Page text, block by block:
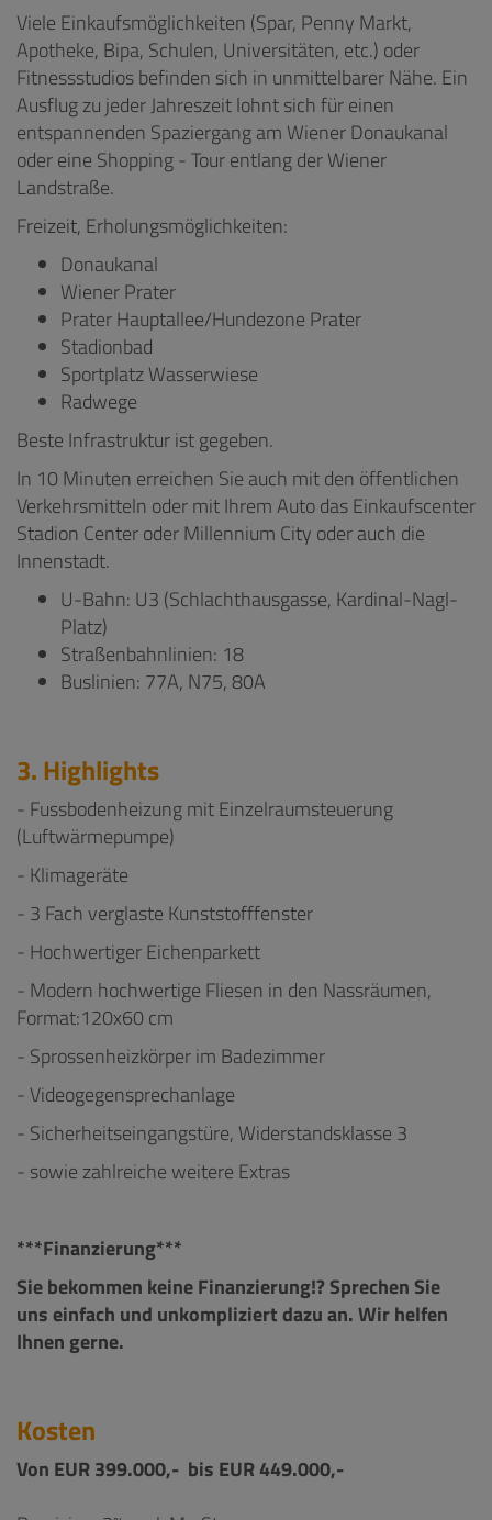
Viele Einkaufsmöglichkeiten (Spar, Penny Markt,
Apotheke, Bipa, Schulen, Universitäten, etc.) oder
Fitnessstudios befinden sich in unmittelbarer Nähe. Ein
Ausflug zu jeder Jahreszeit lohnt sich für einen
entspannenden Spaziergang am Wiener Donaukanal
oder eine Shopping - Tour entlang der Wiener
Landstraße.
Freizeit, Erholungsmöglichkeiten:
Donaukanal
Wiener Prater
Prater Hauptallee/Hundezone Prater
Stadionbad
Sportplatz Wasserwiese
Radwege
Beste Infrastruktur ist gegeben.
In 10 Minuten erreichen Sie auch mit den öffentlichen
Verkehrsmitteln oder mit Ihrem Auto das Einkaufscenter
Stadion Center oder Millennium City oder auch die
Innenstadt.
U-Bahn: U3 (Schlachthausgasse, Kardinal-Nagl-
Platz)
Straßenbahnlinien: 18
Buslinien: 77A, N75, 80A
3. Highlights
- Fussbodenheizung mit Einzelraumsteuerung
(Luftwärmepumpe)
- Klimageräte
- 3 Fach verglaste Kunststofffenster
- Hochwertiger Eichenparkett
- Modern hochwertige Fliesen in den Nassräumen,
Format:120x60 cm
- Sprossenheizkörper im Badezimmer
- Videogegensprechanlage
- Sicherheitseingangstüre, Widerstandsklasse 3
- sowie zahlreiche weitere Extras
***Finanzierung***
Sie bekommen keine Finanzierung!? Sprechen Sie
uns einfach und unkompliziert dazu an. Wir helfen
Ihnen gerne.
Kosten
Von EUR 399.000,- bis EUR 449.000,-